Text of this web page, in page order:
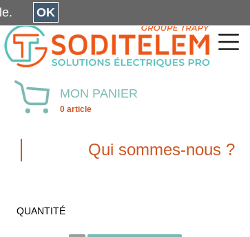
MON PANIER
0 article
Qui sommes-nous ?
QUANTITÉ
OK